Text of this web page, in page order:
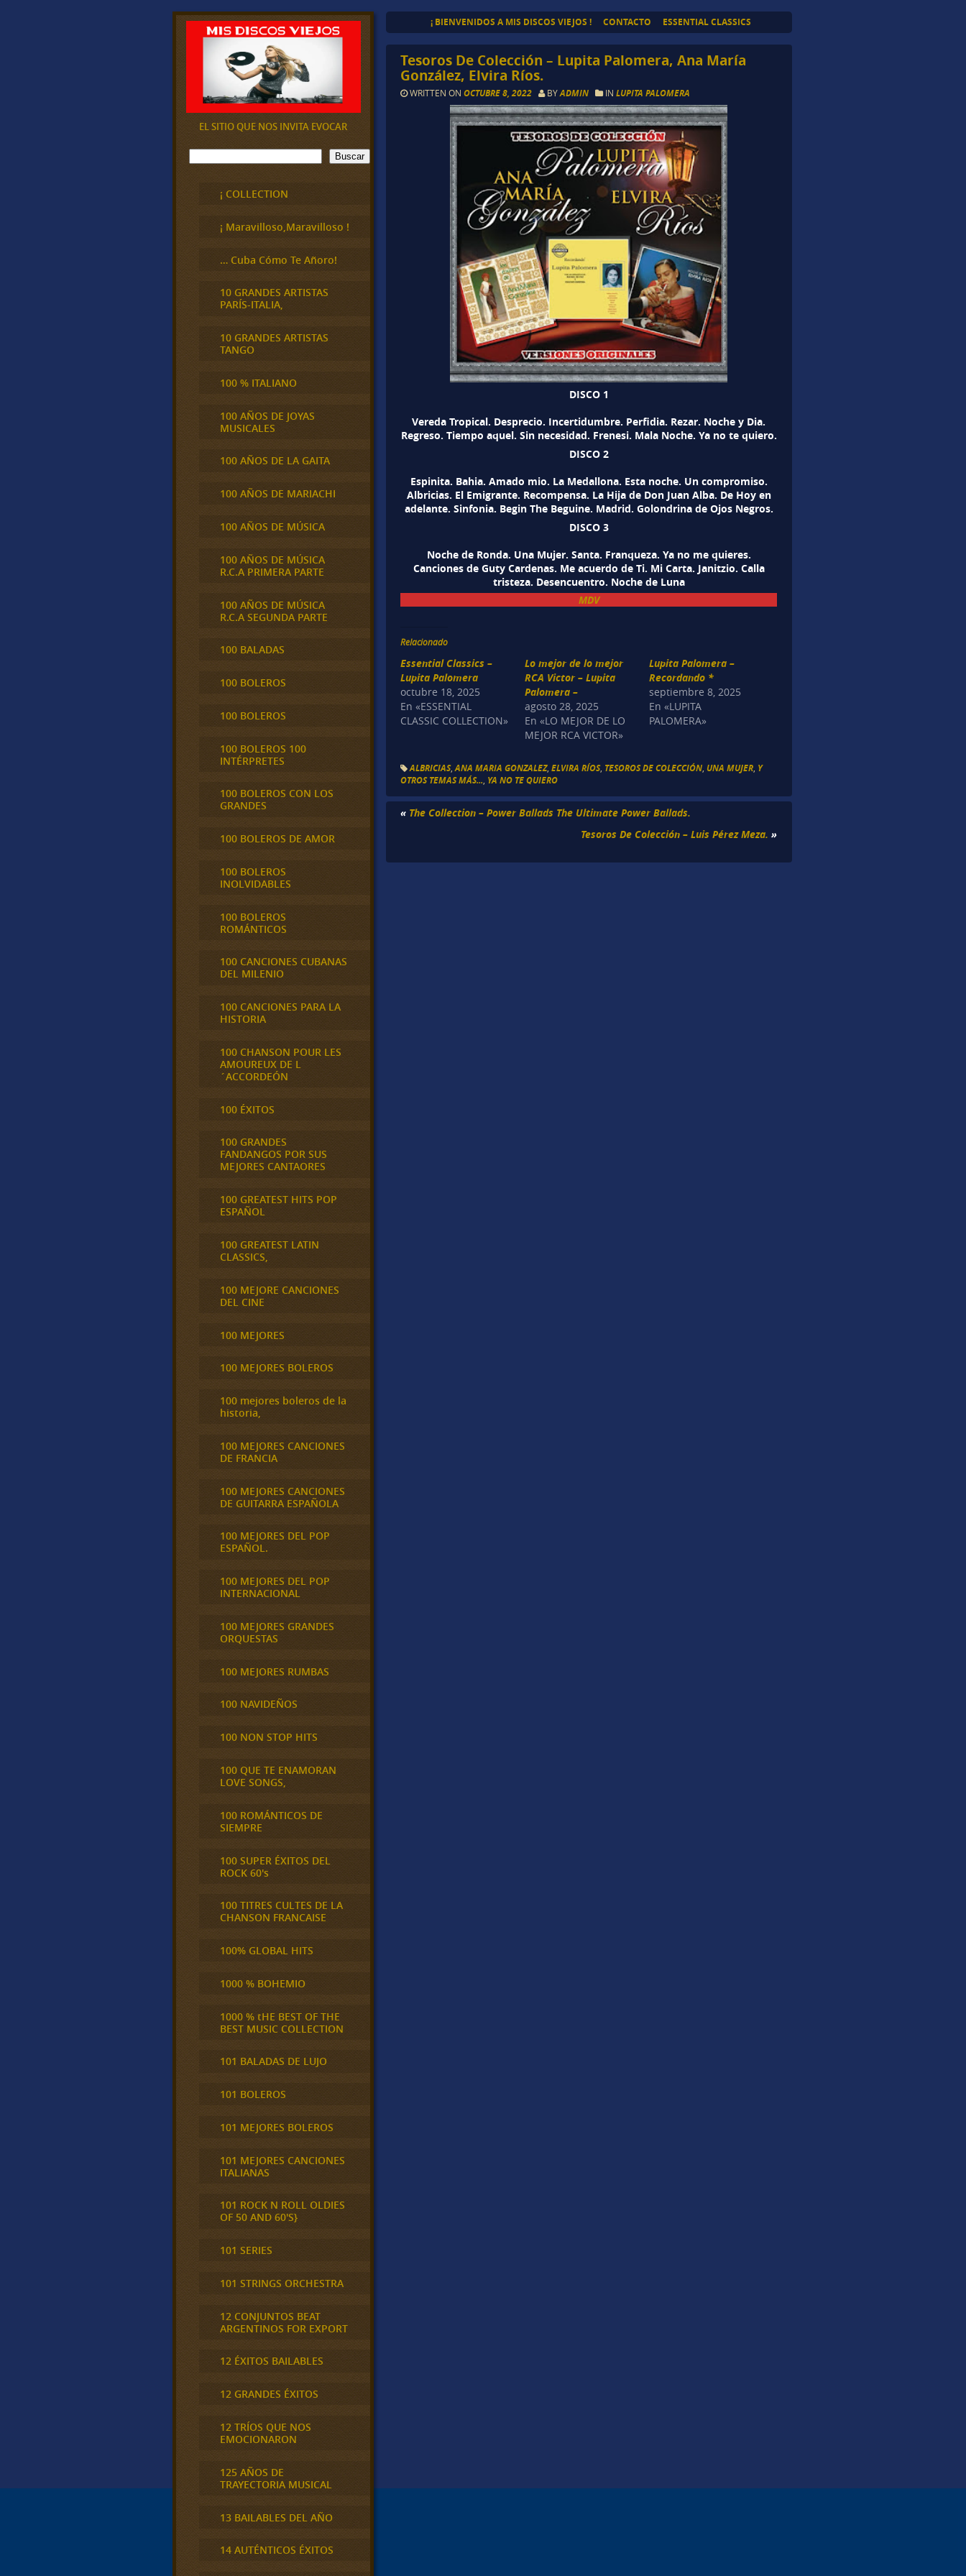
¡ BIENVENIDOS A MIS DISCOS VIEJOS ! CONTACTO ESSENTIAL CLASSICS
Tesoros De Colección – Lupita Palomera, Ana María
González, Elvira Ríos.
WRITTEN ONOCTUBRE 8, 2022 BYADMIN INLUPITA PALOMERA
DISCO 1
Vereda Tropical. Desprecio. Incertidumbre. Perfidia. Rezar. Noche y Dia.
Regreso. Tiempo aquel. Sin necesidad. Frenesi. Mala Noche. Ya no te quiero.
DISCO 2
Espinita. Bahia. Amado mio. La Medallona. Esta noche. Un compromiso.
Albricias. El Emigrante. Recompensa. La Hija de Don Juan Alba. De Hoy en
adelante. Sinfonia. Begin The Beguine. Madrid. Golondrina de Ojos Negros.
DISCO 3
Noche de Ronda. Una Mujer. Santa. Franqueza. Ya no me quieres.
Canciones de Guty Cardenas. Me acuerdo de Ti. Mi Carta. Janitzio. Calla
tristeza. Desencuentro. Noche de Luna
MDV
Relacionado
Essential Classics –
Lupita Palomera
octubre 18, 2025
En «ESSENTIAL
CLASSIC COLLECTION»
Lo mejor de lo mejor
RCA Victor – Lupita
Palomera –
agosto 28, 2025
En «LO MEJOR DE LO
MEJOR RCA VICTOR»
Lupita Palomera –
Recordando *
septiembre 8, 2025
En «LUPITA
PALOMERA»
ALBRICIAS,ANA MARIA GONZALEZ,ELVIRA RÍOS, TESOROS DE COLECCIÓN UNA MUJER Y
OTROS TEMAS MÁS... YA NO TE QUIERO
« The Collection – Power Ballads The Ultimate Power Ballads.
Tesoros De Colección – Luis Pérez Meza. »
EL SITIO QUE NOS INVITA EVOCAR
B
u
Buscar
¡ COLLECTION
¡ Maravilloso,Maravilloso !
… Cuba Cómo Te Añoro!
10 GRANDES ARTISTAS
PARÍS-ITALIA,
10 GRANDES ARTISTAS
TANGO
100 % ITALIANO
100 AÑOS DE JOYAS
MUSICALES
100 AÑOS DE LA GAITA
100 AÑOS DE MARIACHI
100 AÑOS DE MÚSICA
100 AÑOS DE MÚSICA
R.C.A PRIMERA PARTE
100 AÑOS DE MÚSICA
R.C.A SEGUNDA PARTE
100 BALADAS
100 BOLEROS
100 BOLEROS
100 BOLEROS 100
INTÉRPRETES
100 BOLEROS CON LOS
GRANDES
100 BOLEROS DE AMOR
100 BOLEROS
INOLVIDABLES
100 BOLEROS
ROMÁNTICOS
100 CANCIONES CUBANAS
DEL MILENIO
100 CANCIONES PARA LA
HISTORIA
100 CHANSON POUR LES
AMOUREUX DE L
´ACCORDEÓN
100 ÉXITOS
100 GRANDES
FANDANGOS POR SUS
MEJORES CANTAORES
100 GREATEST HITS POP
ESPAÑOL
100 GREATEST LATIN
CLASSICS,
100 MEJORE CANCIONES
DEL CINE
100 MEJORES
100 MEJORES BOLEROS
100 mejores boleros de la
historia,
100 MEJORES CANCIONES
DE FRANCIA
100 MEJORES CANCIONES
DE GUITARRA ESPAÑOLA
100 MEJORES DEL POP
ESPAÑOL.
100 MEJORES DEL POP
INTERNACIONAL
100 MEJORES GRANDES
ORQUESTAS
100 MEJORES RUMBAS
100 NAVIDEÑOS
100 NON STOP HITS
100 QUE TE ENAMORAN
LOVE SONGS,
100 ROMÁNTICOS DE
SIEMPRE
100 SUPER ÉXITOS DEL
ROCK 60's
100 TITRES CULTES DE LA
CHANSON FRANCAISE
100% GLOBAL HITS
1000 % BOHEMIO
1000 % tHE BEST OF THE
BEST MUSIC COLLECTION
101 BALADAS DE LUJO
101 BOLEROS
101 MEJORES BOLEROS
101 MEJORES CANCIONES
ITALIANAS
101 ROCK N ROLL OLDIES
OF 50 AND 60'S}
101 SERIES
101 STRINGS ORCHESTRA
12 CONJUNTOS BEAT
ARGENTINOS FOR EXPORT
12 ÉXITOS BAILABLES
12 GRANDES ÉXITOS
12 TRÍOS QUE NOS
EMOCIONARON
125 AÑOS DE
TRAYECTORIA MUSICAL
13 BAILABLES DEL AÑO
14 AUTÉNTICOS ÉXITOS